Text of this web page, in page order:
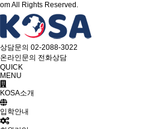
om All Rights Reserved.
상담문의 02-2088-3022
온라인문의 전화상담
QUICK
MENU
KOSA소개
입학안내